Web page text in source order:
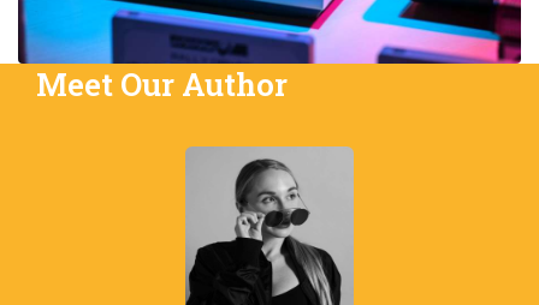
Meet Our Author